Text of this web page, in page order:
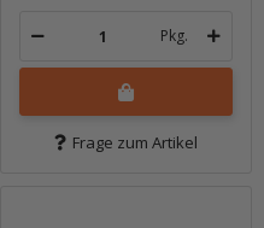
Pkg.
Frage zum Artikel